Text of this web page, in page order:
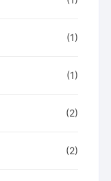
(1)
(1)
(2)
(2)